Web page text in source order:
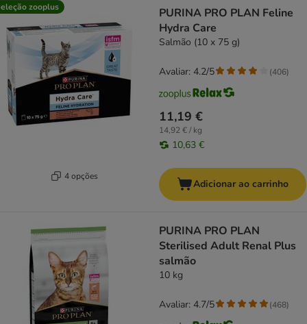
zooplus
4 opções
PURINA PRO PLAN Feline
Hydra Care
Salmão (10 x 75 g)
11,19 €
14,92 € / kg
10,63 €
Avaliar: 4.2/5 (406)
Adicionar ao carrinho
PURINA PRO PLAN
Sterilised Adult Renal Plus
salmão
10 kg
Avaliar: 4.7/5 (468)